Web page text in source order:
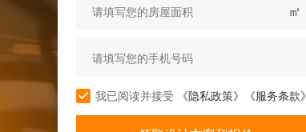
㎡
我已阅读并接受 《隐私政策》 《服务条款》